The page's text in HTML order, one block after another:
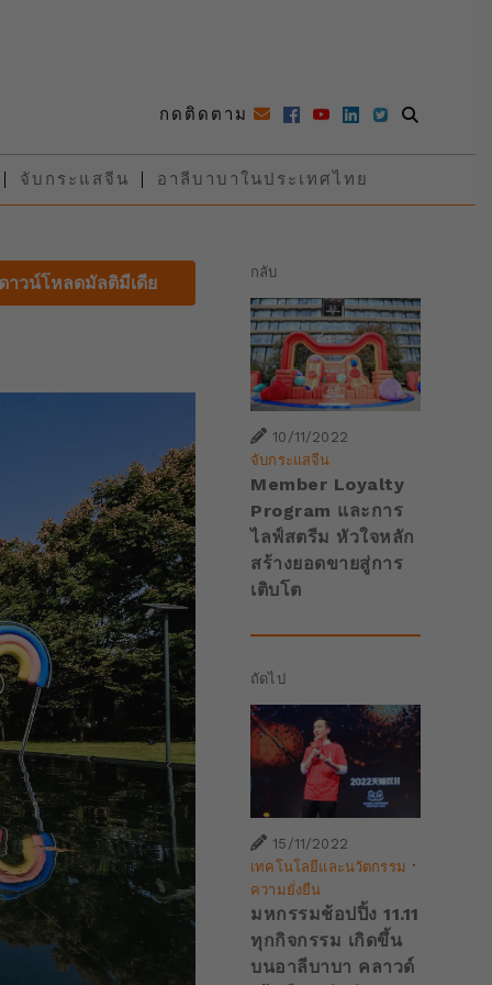
กดติดตาม
จับกระแสจีน อาลีบาบาในประเทศไทย
าวน์โหลดมัลติมีเดีย
กลับ
10/11/2022
จับกระแสจีน
Member Loyalty
Program และการ
ไลฟ์สตรีม หัวใจหลัก
สร้างยอดขายสู่การ
เติบโต
ถัดไป
15/11/2022
เทคโนโลยีและนวัตกรรม ·
ความยั่งยืน
มหกรรมช้อปปิ้ง 11.11
ทุกกิจกรรม เกิดขึ้น
บนอาลีบาบา คลาวด์